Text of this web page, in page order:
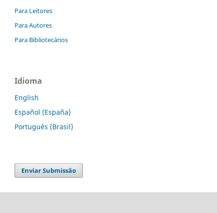
Para Leitores
Para Autores
Para Bibliotecários
Idioma
English
Español (España)
Português (Brasil)
Enviar Submissão